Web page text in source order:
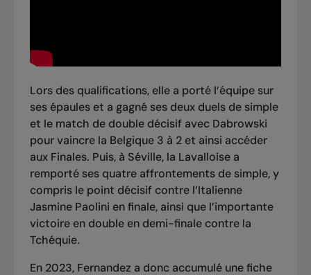
Lors des qualifications, elle a porté l’équipe sur
ses épaules et a gagné ses deux duels de simple
et le match de double décisif avec Dabrowski
pourvaincre la Belgique 3 à 2et ainsi accéder
aux Finales. Puis, à Séville, la Lavalloise a
remporté ses quatre affrontements de simple, y
compris le point décisif contre l’Italienne
Jasmine Paolini en finale, ainsi que l’importante
victoire en double en demi-finale contre la
Tchéquie.
En 2023, Fernandez a donc accumulé une fiche